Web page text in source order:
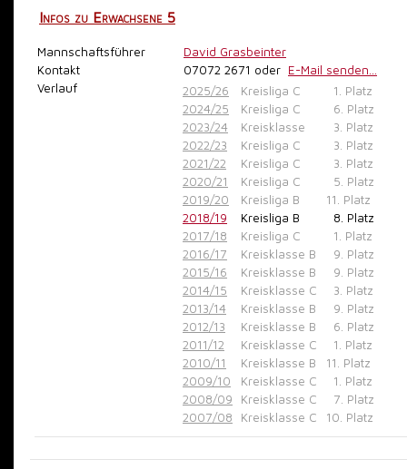
Infos zu Erwachsene 5
Mannschaftsführer
David Grasbeinter
Kontakt
07072 2671 oder E-Mail senden...
Verlauf
2025/26 Kreisliga C
1. Platz
2024/25
Kreisliga C
6. Platz
2023/24
Kreisklasse
3. Platz
2022/23
Kreisliga C
3. Platz
2021/22
Kreisliga C
3. Platz
2020/21
Kreisliga C
5. Platz
2019/20
Kreisliga B
11. Platz
2018/19
Kreisliga B
8. Platz
2017/18
Kreisliga C
1. Platz
2016/17
Kreisklasse B
9. Platz
2015/16
Kreisklasse B
9. Platz
2014/15
Kreisklasse C
3. Platz
2013/14
Kreisklasse B
9. Platz
2012/13
Kreisklasse B
6. Platz
2011/12
Kreisklasse C
1. Platz
2010/11
Kreisklasse B
11. Platz
2009/10
Kreisklasse C
1. Platz
2008/09
Kreisklasse C
7. Platz
2007/08
Kreisklasse C 10. Platz